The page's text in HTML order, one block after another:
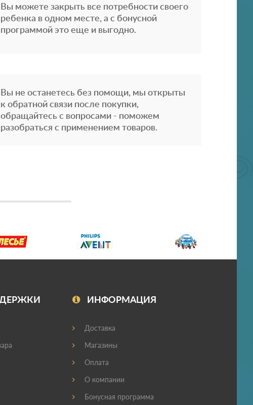
Вы можете закрыть все потребности своего
ребенка в одном месте, а с бонусной
программой это еще и выгодно.
Вы не останетесь без помощи, мы открыты
к обратной связи после покупки,
обращайтесь с вопросами - поможем
разобраться с применением товаров.
ИНФОРМАЦИЯ
Доставка
Магазины
Оплата
О компании
Бонусная программа